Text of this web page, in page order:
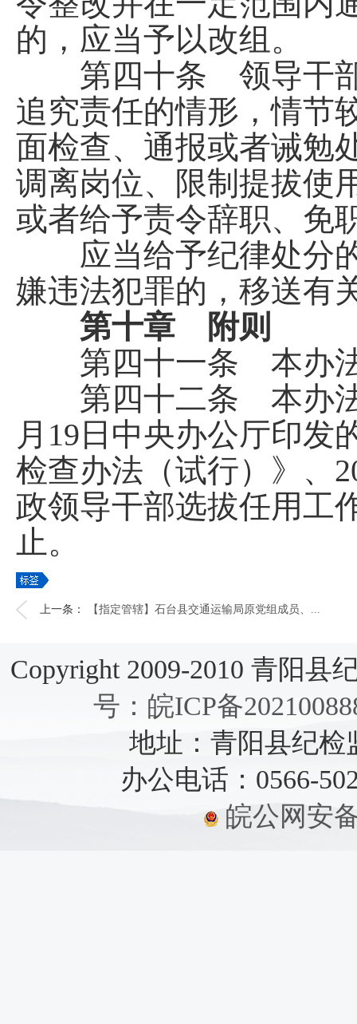
的，应当予以改组。
第四十条 领导干部
追究责任的情形，情节
面检查、通报或者诫勉
调离岗位、限制提拔使
或者给予责令辞职、免
应当给予纪律处分的
嫌违法犯罪的，移送有
第十章 附则
第四十一条 本办法
第四十二条 本办法
月19日中央办公厅印发
检查办法（试行）》、
政领导干部选拔任用工
止。
上一条： 【指定管辖】石台县交通运输局原党组成员、...
Copyright 2009-2010 青阳县
号：皖ICP备
地址：青阳县纪检
办公电话：0566-
皖公网安